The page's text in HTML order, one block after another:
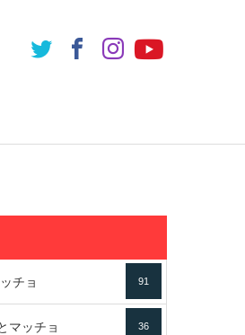
チョ 91
マッチョ 36